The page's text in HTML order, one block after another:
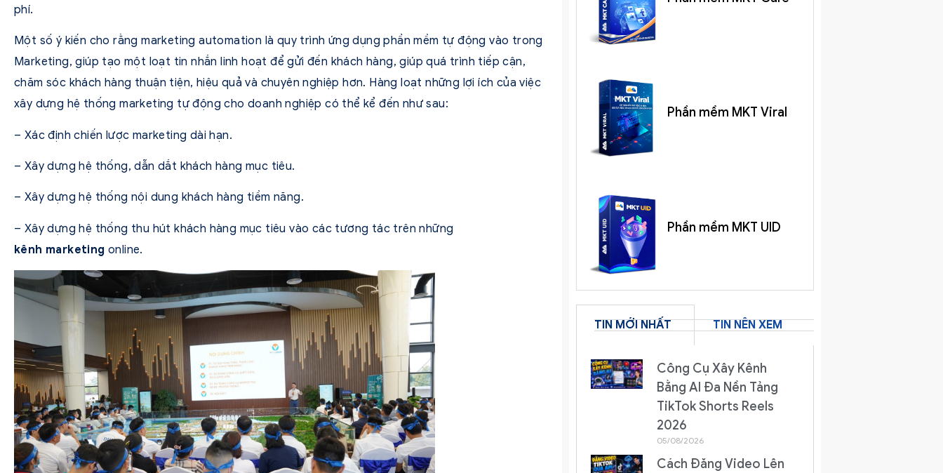
phí.
Một số ý kiến cho rằng marketing automation là quy trình ứng dụng phần mềm tự động vào trong
Marketing, giúp tạo một loạt tin nhắn linh hoạt để gửi đến khách hàng, giúp quá trình tiếp cận,
chăm sóc khách hàng thuận tiện, hiệu quả và chuyên nghiệp hơn. Hàng loạt những lợi ích của việc
xây dựng hệ thống marketing tự động cho doanh nghiệp có thể kể đến như sau:
– Xác định chiến lược marketing dài hạn.
– Xây dựng hệ thống, dẫn dắt khách hàng mục tiêu.
– Xây dựng hệ thống nội dung khách hàng tiềm năng.
– Xây dựng hệ thống thu hút khách hàng mục tiêu vào các tương tác trên những
kênh marketing online.
Phần mềm MKT Viral
Phần mềm MKT UID
TIN MỚI NHẤT TIN NÊN XEM
Công Cụ Xây Kênh
Bằng AI Đa Nền Tảng
TikTok Shorts Reels
2026
05/08/2026
Cách Đăng Video Lên